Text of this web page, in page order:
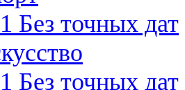
Без точных дат
Без точных дат